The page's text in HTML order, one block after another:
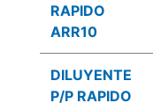
RAPIDO
ARR10
DILUYENTE
P/P RAPIDO